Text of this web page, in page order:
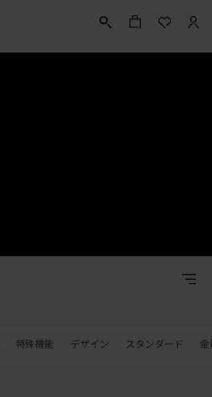
特殊機能 デザイン スタンダード 金